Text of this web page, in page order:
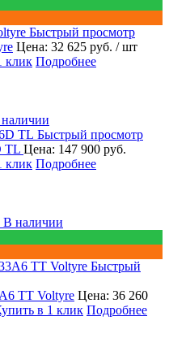
Быстрый просмотр
Цена: 32 625 руб. / шт
клик Подробнее
Быстрый просмотр
TL Цена: 147 900 руб.
клик Подробнее
В наличии
Быстрый
TT Voltyre Цена: 36 260
в 1 клик Подробнее